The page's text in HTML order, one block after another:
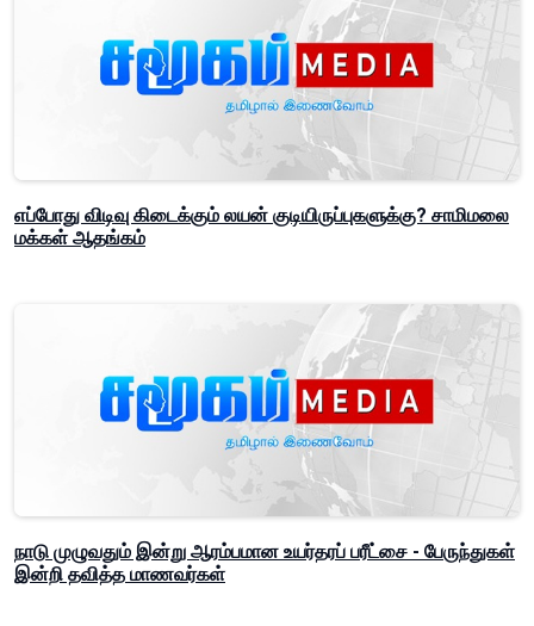
எப்போது விடிவு கிடைக்கும் லயன் குடியிருப்புகளுக்கு? சாமிமலை
மக்கள் ஆதங்கம்
நாடு முழுவதும் இன்று ஆரம்பமான உயர்தரப் பரீட்சை - பேருந்துகள்
இன்றி தவித்த மாணவர்கள்